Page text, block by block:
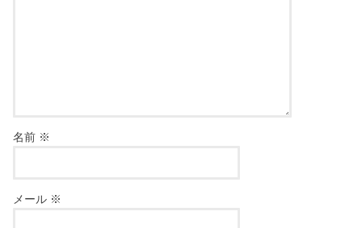
名前 ※
メール ※